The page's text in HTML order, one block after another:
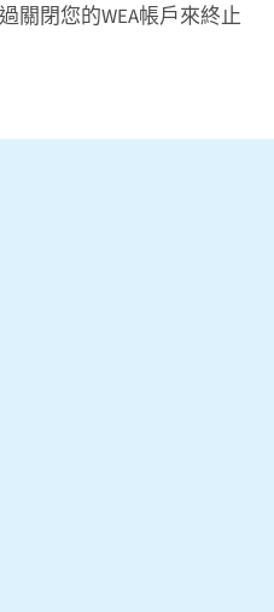
關閉您的WEA帳戶來終止